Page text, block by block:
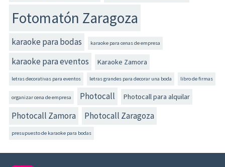
Fotomatón Zaragoza
karaoke para bodas karaoke para cenas de empresa
karaoke para eventos Karaoke Zamora
letras decorativas para eventos letras grandes para decorar una boda libro de firmas
organizar cena de empresa Photocall Photocall para alquilar
Photocall Zamora Photocall Zaragoza
presupuesto de karaoke para bodas